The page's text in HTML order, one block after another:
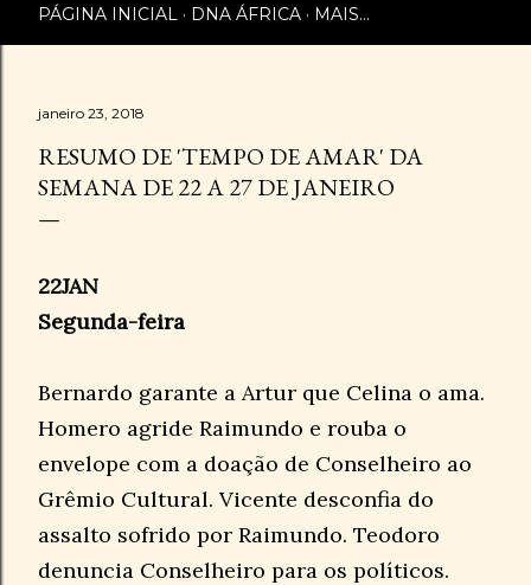
PÁGINA INICIAL DNA ÁFRICA MAIS…
janeiro 23, 2018
RESUMO DE 'TEMPO DE AMAR' DA
SEMANA DE 22 A 27 DE JANEIRO
22JAN
Segunda-feira
Bernardo garante a Artur que Celina o ama.
Homero agride Raimundo e rouba o
envelope com a doação de Conselheiro ao
Grêmio Cultural. Vicente desconfia do
assalto sofrido por Raimundo. Teodoro
denuncia Conselheiro para os políticos.